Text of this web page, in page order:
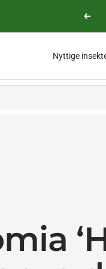
Vend
Nyttige
und Pflanzen